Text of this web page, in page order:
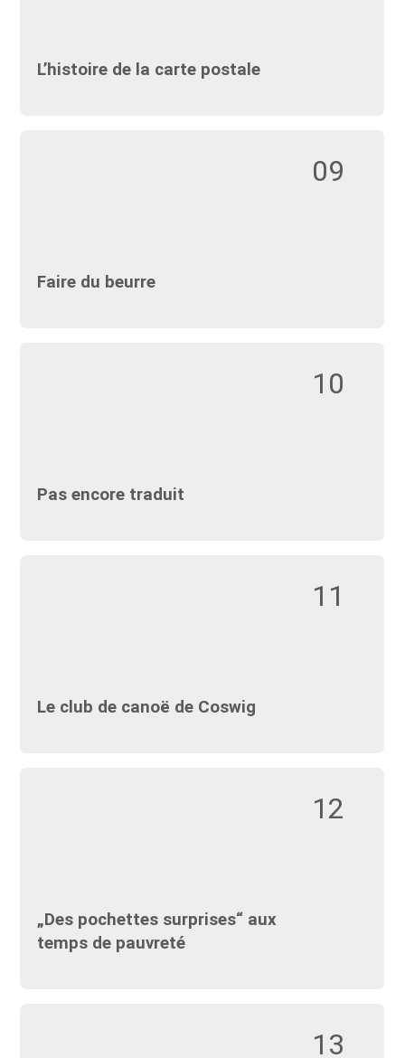
L’histoire de la carte postale
09
Faire du beurre
10
Pas encore traduit
11
Le club de canoë de Coswig
12
„Des pochettes surprises“ aux
temps de pauvreté
13